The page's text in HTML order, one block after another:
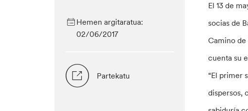
Hemen argitaratua:
02/06/2017
Partekatu
El 13 de
socias de
Camino de
cuenta su
“El primer
dispersos,